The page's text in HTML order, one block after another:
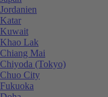
Jordanien
Katar
Kuwait
Khao Lak
Chiang Mai
Chiyoda (Tokyo)
Chuo City
Fukuoka